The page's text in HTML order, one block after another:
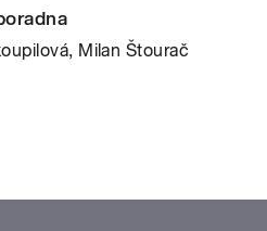
Milan Štourač